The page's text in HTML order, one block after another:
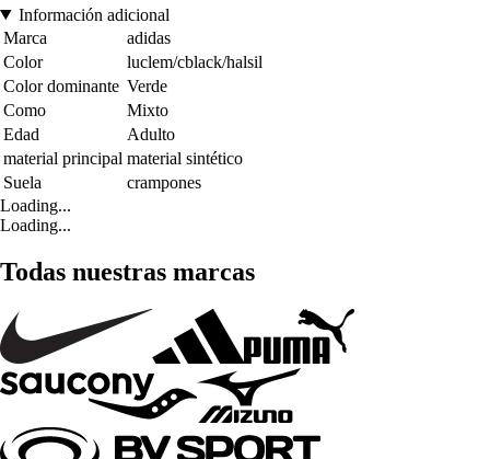
Información adicional
Marca
adidas
Color
luclem/cblack/halsil
Color dominante Verde
Como
Mixto
Edad
Adulto
material principal material sintético
Suela
crampones
Loading...
Loading...
Todas nuestras marcas